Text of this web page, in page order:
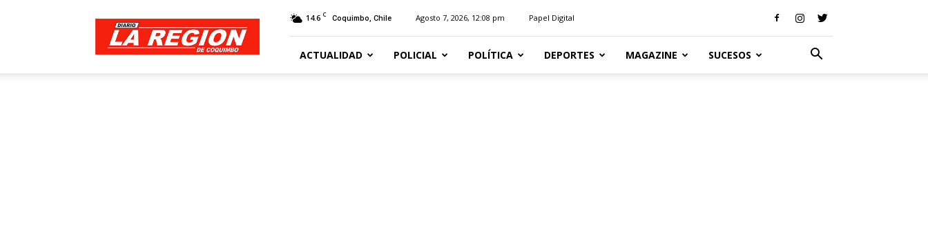
Diario
Región
14.6 C Coquimbo, Chile Agosto 7, 2026, 12:08 pm Papel Digital
ACTUALIDAD POLICIAL POLÍTICA DEPORTES MAGAZINE SUCESOS